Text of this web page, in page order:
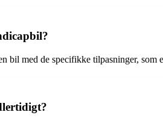
bil med de specifikke tilpasninger, som